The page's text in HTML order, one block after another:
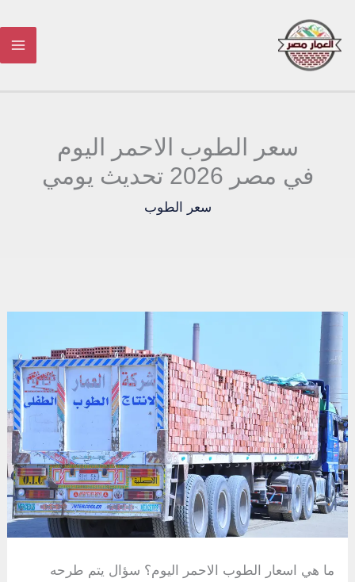
إلى
المحتوى
سعر الطوب الاحمر اليوم
في مصر 2026 تحديث يومي
سعر الطوب
ما هي اسعار الطوب الاحمر اليوم؟ سؤال يتم طرحه